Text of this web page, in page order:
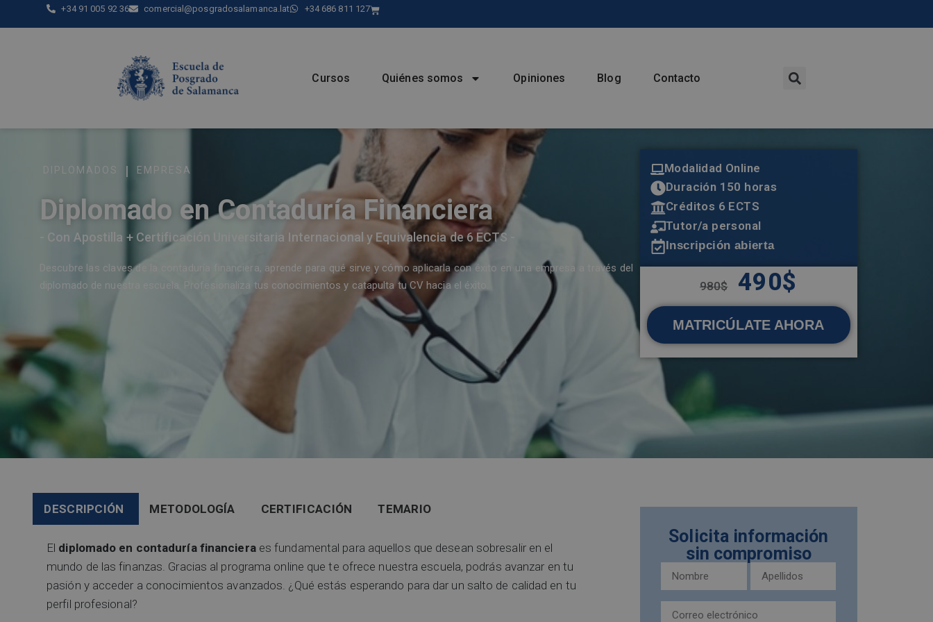
+34 91 005 92 36 comercial@posgradosalamanca.lat +34 686 811 127
Cursos Quiénes somos Opiniones Blog Contacto
DIPLOMADOS | EMPRESA
Diplomado en Contaduría Financiera
- Con Apostilla + Certificación Universitaria Internacional y Equivalencia de 6 ECTS -
Descubre las claves de la contaduría financiera, aprende para qué sirve y cómo aplicarla con éxito en una empresa a través del
diplomado de nuestra escuela. Profesionaliza tus conocimientos y catapulta tu CV hacia el éxito.
Modalidad Online
Duración 150 horas
Créditos 6 ECTS
Tutor/a personal
Inscripción abierta
980$ 490$
MATRICÚLATE AHORA
DESCRIPCIÓN METODOLOGÍA CERTIFICACIÓN TEMARIO
El diplomado en contaduría financieraes fundamental para aquellos que desean sobresalir en el
mundo de las finanzas. Gracias al programa online que te ofrece nuestra escuela, podrás avanzar en tu
pasión y acceder a conocimientos avanzados. ¿Qué estás esperando para dar un salto de calidad en tu
perfil profesional?
Solicita información
sin compromiso
Nombre
apellidos
Apellidos
Email